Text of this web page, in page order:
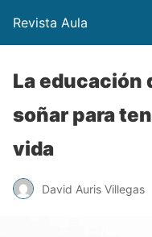
Revista Aula
La educación
soñar para
vida
David Auris Villegas